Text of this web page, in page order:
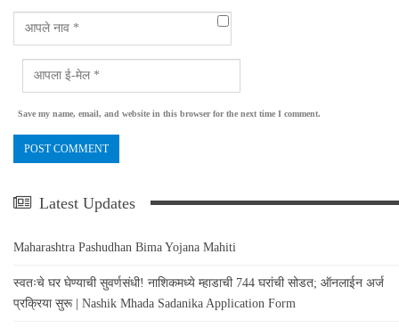
Save my name, email, and website in this browser for the next time I comment.
Latest Updates
Maharashtra Pashudhan Bima Yojana Mahiti
स्वतःचे घर घेण्याची सुवर्णसंधी! नाशिकमध्ये म्हाडाची 744 घरांची सोडत; ऑनलाईन अर्ज
प्रक्रिया सुरू | Nashik Mhada Sadanika Application Form